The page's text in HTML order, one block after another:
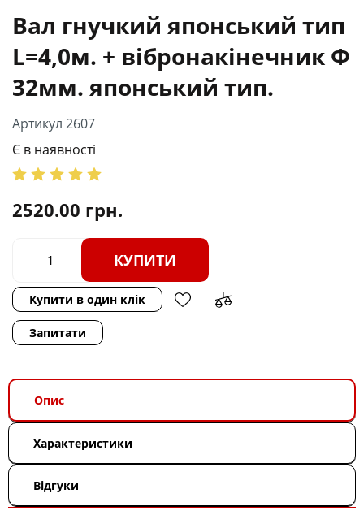
Вал гнучкий японський тип
L=4,0м. + вібронакінечник Ф
32мм. японський тип.
Артикул 2607
Є в наявності
2520.00 грн.
КУПИТИ
Купити в один клік
Запитати
Опис
Характеристики
Відгуки